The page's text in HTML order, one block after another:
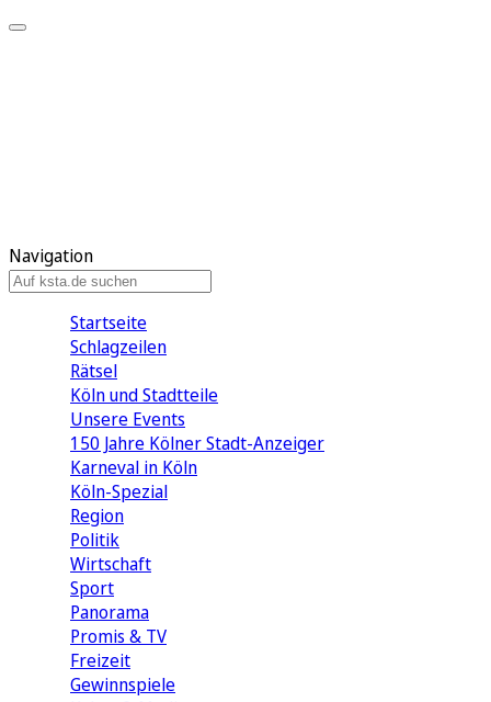
Navigation
Startseite
Schlagzeilen
Rätsel
Köln und Stadtteile
Unsere Events
150 Jahre Kölner Stadt-Anzeiger
Karneval in Köln
Köln-Spezial
Region
Politik
Wirtschaft
Sport
Panorama
Promis & TV
Freizeit
Gewinnspiele